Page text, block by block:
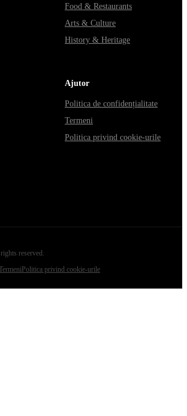
Food & Restaurants
Arts & Culture
History & Heritage
Ajutor
Politica de confidențialitate
Termeni
Politica privind cookie-urile
reserved.
Politica privind cookie-urile